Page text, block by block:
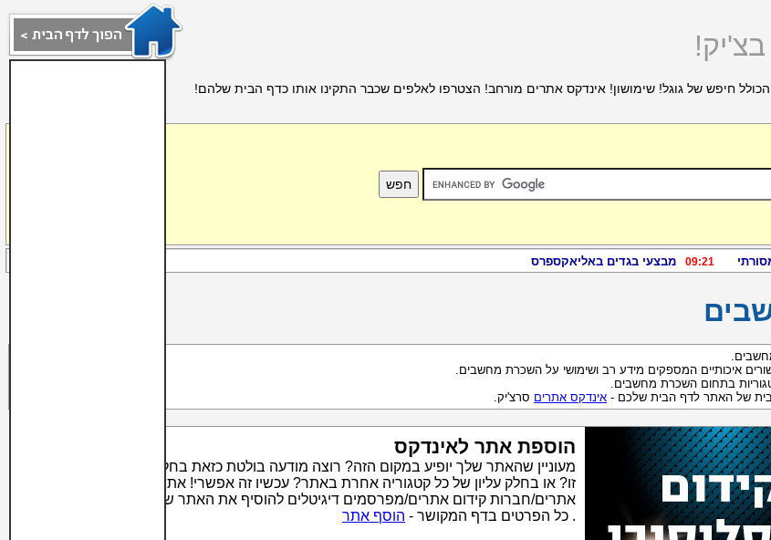
חיפש של גוגל! שימושון! אינדקס אתרים מורחב! הצטרפו לאלפים שכבר התקינו אותו כדף הבית שלהם!
איכותיים המספקים מידע רב ושימושי על השכרת מחשבים.
בתחום השכרת מחשבים.
של האתר לדף הבית שלכם - אינדקס אתרים סרצ'יק.
הוספת אתר לאינדקס
מעוניין שהאתר שלך יופיע במקום הזה? רוצה מודעה בולטת כזאת בחלק העליון של קטגוריה
זו? או בחלק עליון של כל קטגוריה אחרת באתר? עכשיו זה אפשרי! אתר סרצ'יק מאפשר לבעלי
אתרים/חברות קידום אתרים/מפרסמים דיגיטלים להוסיף את האתר שלהם לאינדקס האתרים
. כל הפרטים בדף המקושר - הוסף אתר